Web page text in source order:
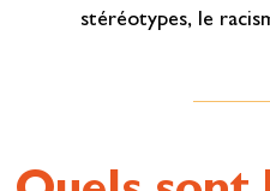
stéréotypes, le